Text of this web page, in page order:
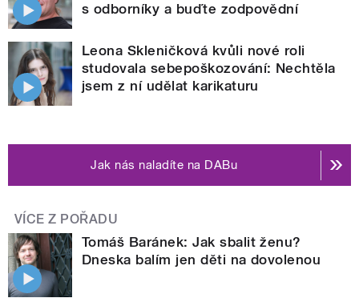
s odborníky a buďte zodpovědní
Leona Skleničková kvůli nové roli
studovala sebepoškozování: Nechtěla
jsem z ní udělat karikaturu
Jak nás naladíte na DABu
VÍCE Z POŘADU
Tomáš Baránek: Jak sbalit ženu?
Dneska balím jen děti na dovolenou